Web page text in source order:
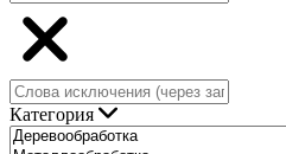
Категория